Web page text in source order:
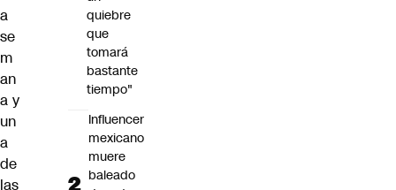
a
se
m
an
a y
un
a
de
las
quiebre
que
tomará
bastante
tiempo"
Influencer
mexicano
muere
baleado